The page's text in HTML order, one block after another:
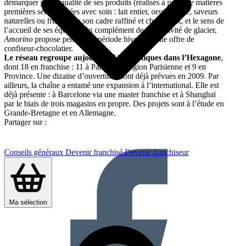
Conseils généraux Devenir franchiséDevenir franchiseur
Ma sélection
démarquer par la qualité de ses produits (réalisés à partir de matières
premières sélectionnées avec soin : lait entier, oeufs, sucre, saveurs
naturelles ou fruits), par son cadre raffiné et chaleureux, et le sens de
l’accueil de ses équipes. En complément de son activité de glacier,
Amorino propose pendant la période hivernale une offre de
confiseur-chocolatier.
Le réseau regroupe aujourd’hui 24 boutiques dans l’Hexagone,
dont 18 en franchise : 11 à Paris, 4 en région Parisienne et 9 en
Province. Une dizaine d’ouvertures sont déjà prévues en 2009. Par
ailleurs, la chaîne a entamé une expansion à l’international. Elle est
déjà présente : à Barcelone via une master franchise et à Shanghaï
par le biais de trois magasins en propre. Des projets sont à l’étude en
Grande-Bretagne et en Allemagne.
Partager sur :